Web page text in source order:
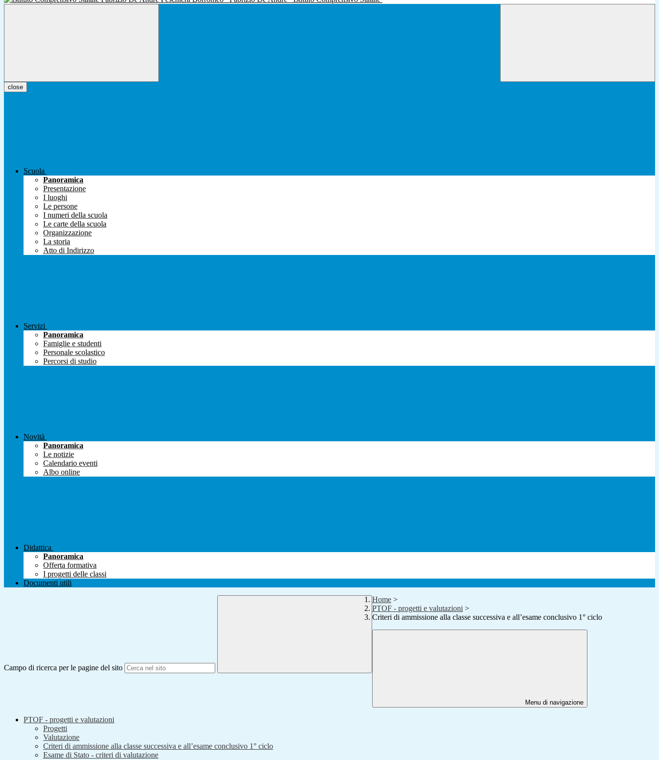
close
Scuola
Panoramica
Presentazione
I luoghi
Le persone
I numeri della scuola
Le carte della scuola
Organizzazione
La storia
Atto di Indirizzo
Servizi
Panoramica
Famiglie e studenti
Personale scolastico
Percorsi di studio
Novità
Panoramica
Le notizie
Calendario eventi
Albo online
Didattica
Panoramica
Offerta formativa
I progetti delle classi
Documenti utili
Campo di ricerca per le pagine del sito
Home >
PTOF - progetti e valutazioni >
Criteri di ammissione alla classe successiva e all’esame conclusivo 1° ciclo
Menu di navigazione
PTOF - progetti e valutazioni
Progetti
Valutazione
Criteri di ammissione alla classe successiva e all’esame conclusivo 1° ciclo
Esame di Stato - criteri di valutazione